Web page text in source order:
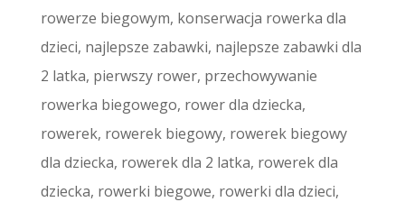
rowerze biegowym, konserwacja rowerka dla
dzieci, najlepsze zabawki, najlepsze zabawki dla
2 latka, pierwszy rower, przechowywanie
rowerka biegowego, rower dla dziecka,
rowerek, rowerek biegowy, rowerek biegowy
dla dziecka, rowerek dla 2 latka, rowerek dla
dziecka, rowerki biegowe, rowerki dla dzieci,